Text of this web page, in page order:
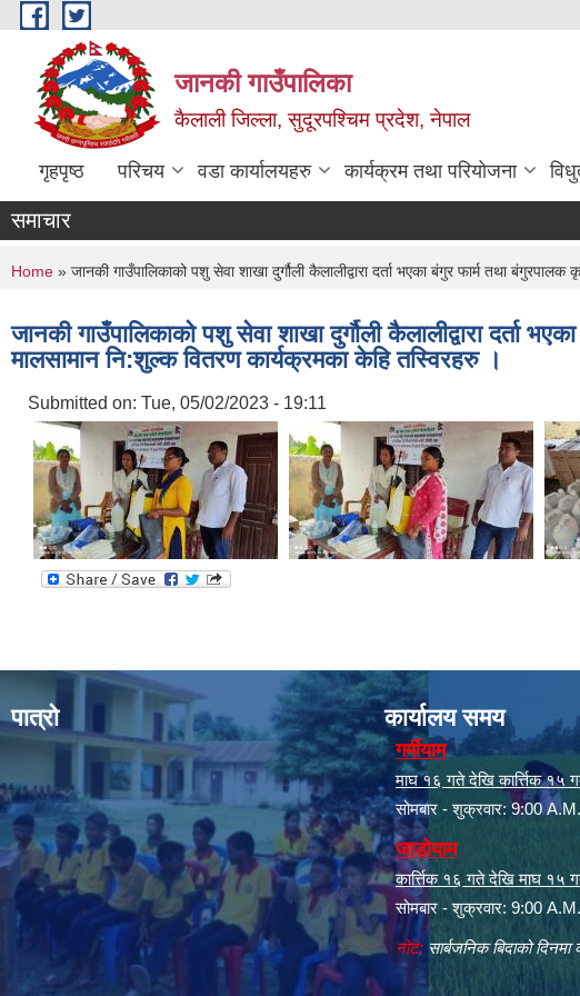
Skip to main content
जानकी गाउँपालिका
कैलाली जिल्ला, सुदूरपश्चिम प्रदेश, नेपाल
गृहपृष्ठ परिचय वडा कार्यालयहरु कार्यक्रम तथा परियोजना
समाचार
You are here
Home » जानकी गाउँपालिकाको पशु सेवा शाखा दुर्गौली कैलालीद्वारा दर्ता भएका बंगुर फार्म तथा
जानकी गाउँपालिकाको पशु सेवा शाखा दुर्गौली कैलालीद्वारा दर्ता
मालसामान नि:शुल्क वितरण कार्यक्रमका केहि तस्विरहरु ।
Submitted on: Tue, 05/02/2023 - 19:11
पात्रो कार्यालय समय
गर्मीयाम
माघ १६ गते देखि कार्त्तिक १५
सोमबार - शुक्रवार: 9:00
जाडोयाम
कार्त्तिक १६ गते देखि माघ १५
सोमबार - शुक्रवार: 9:00
नोट: सार्बजनिक बिदाको